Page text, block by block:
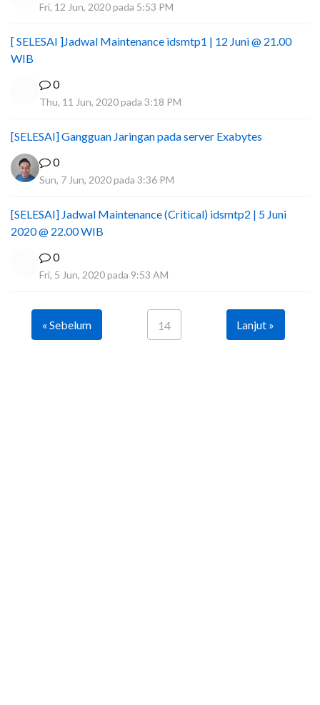
Fri, 12 Jun, 2020 pada 5:53 PM
[ SELESAI ]Jadwal Maintenance idsmtp1 | 12 Juni @ 21.00
WIB
0
Thu, 11 Jun, 2020 pada 3:18 PM
[SELESAI] Gangguan Jaringan pada server Exabytes
0
Sun, 7 Jun, 2020 pada 3:36 PM
[SELESAI] Jadwal Maintenance (Critical) idsmtp2 | 5 Juni
2020 @ 22.00 WIB
0
Fri, 5 Jun, 2020 pada 9:53 AM
« Sebelum 14 Lanjut »